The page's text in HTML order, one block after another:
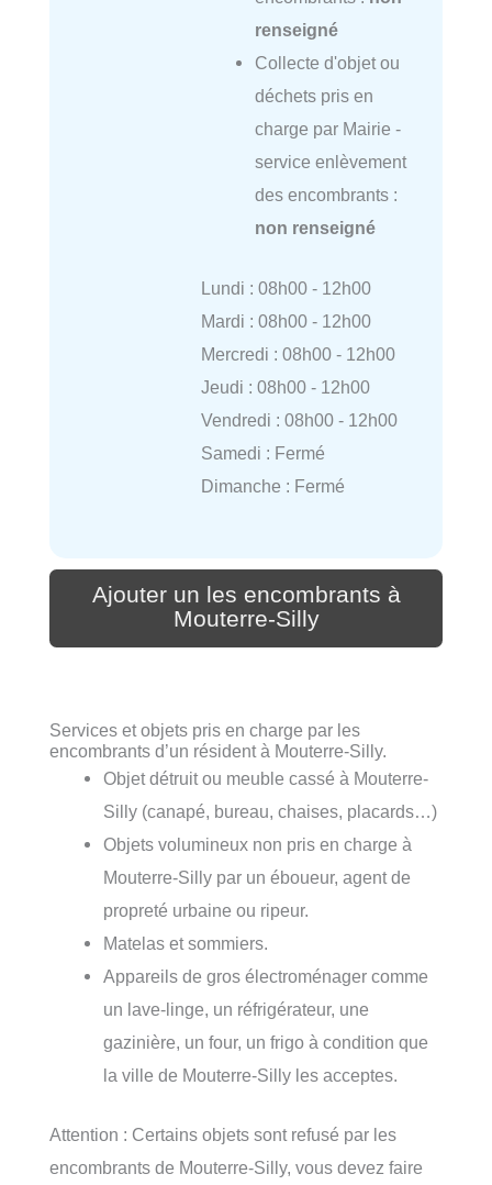
renseigné
Collecte d'objet ou
déchets pris en
charge par Mairie -
service enlèvement
des encombrants :
non renseigné
Lundi : 08h00 - 12h00
Mardi : 08h00 - 12h00
Mercredi : 08h00 - 12h00
Jeudi : 08h00 - 12h00
Vendredi : 08h00 - 12h00
Samedi : Fermé
Dimanche : Fermé
Ajouter un les encombrants à
Mouterre-Silly
Services et objets pris en charge par les
encombrants d’un résident à Mouterre-Silly.
Objet détruit ou meuble cassé à Mouterre-
Silly (canapé, bureau, chaises, placards…)
Objets volumineux non pris en charge à
Mouterre-Silly par un éboueur, agent de
propreté urbaine ou ripeur.
Matelas et sommiers.
Appareils de gros électroménager comme
un lave-linge, un réfrigérateur, une
gazinière, un four, un frigo à condition que
la ville de Mouterre-Silly les acceptes.
Attention : Certains objets sont refusé par les
encombrants de Mouterre-Silly, vous devez faire